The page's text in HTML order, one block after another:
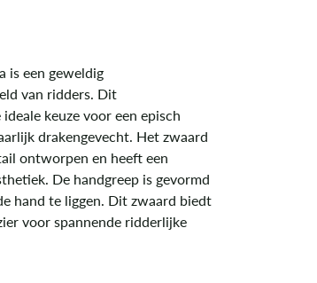
is een geweldig
van ridders. Dit
keuze voor een episch
drakengevecht. Het zwaard
ontworpen en heeft een
De handgreep is gevormd
hand te liggen. Dit zwaard biedt
voor spannende ridderlijke